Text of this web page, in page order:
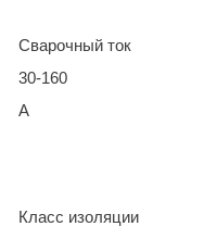
Сварочный ток
30-160
А
Класс изоляции